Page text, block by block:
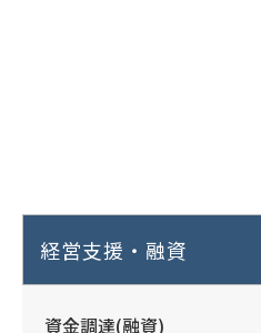
経営支援・融資
資金調達(融資)